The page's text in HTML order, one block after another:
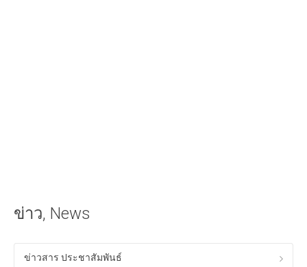
ทำ SEO ให้ติดหน้าแรกของ Google
ควมรู้พื้อนฐานทางด้าน HTML
ข่าว, News
ข่าวสาร ประชาสัมพันธ์